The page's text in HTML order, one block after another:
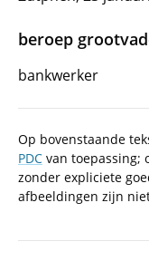
beroep
bankwerker
Op bovenstaande
PDC van toepassing;
zonder expliciete
afbeeldingen zijn